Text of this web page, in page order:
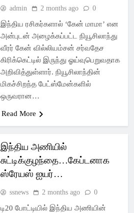
admin 2 months ago 0
இந்திய ரசிகர்களால் ‘கேன் மாமா’ என
அன்புடன் அழைக்கப்பட்ட நியூசிலாந்து
வீரர் கேன் வில்லியம்சன் சர்வதேச
கிரிக்கெட்டில் இருந்து ஓய்வுபெறுவதாக
அறிவித்துள்ளார். நியூசிலாந்தின்
மிகச்சிறந்த பேட்ஸ்மேன்களில்
ஒருவரான…
Read More
இந்திய அணியில்
சுட்டிக்குழந்தை…கேப்டனாக
ஸ்ரேயஸ் ஐயர்…
ssnews 2 months ago 0
டி20 போட்டியில் இந்திய அணியின்